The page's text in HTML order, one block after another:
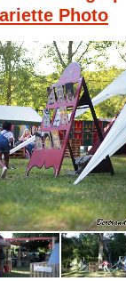
Photo